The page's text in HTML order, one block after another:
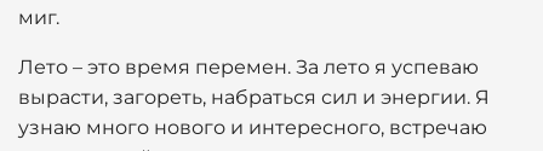
миг.
Лето – это время перемен. За лето я успеваю
вырасти, загореть, набраться сил и энергии. Я
узнаю много нового и интересного, встречаю